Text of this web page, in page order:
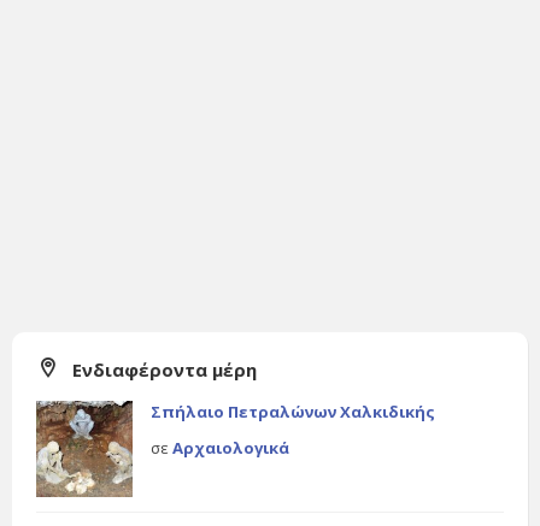
Ενδιαφέροντα μέρη
Σπήλαιο Πετραλώνων Χαλκιδικής
σε Αρχαιολογικά